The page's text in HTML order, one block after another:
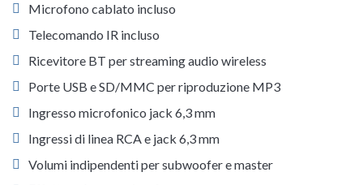
Microfono cablato incluso
Telecomando IR incluso
Ricevitore BT per streaming audio wireless
Porte USB e SD/MMC per riproduzione MP3
Ingresso microfonico jack 6,3 mm
Ingressi di linea RCA e jack 6,3 mm
Volumi indipendenti per subwoofer e master